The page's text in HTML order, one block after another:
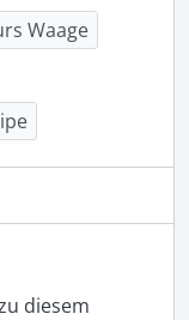
Waage
diesem